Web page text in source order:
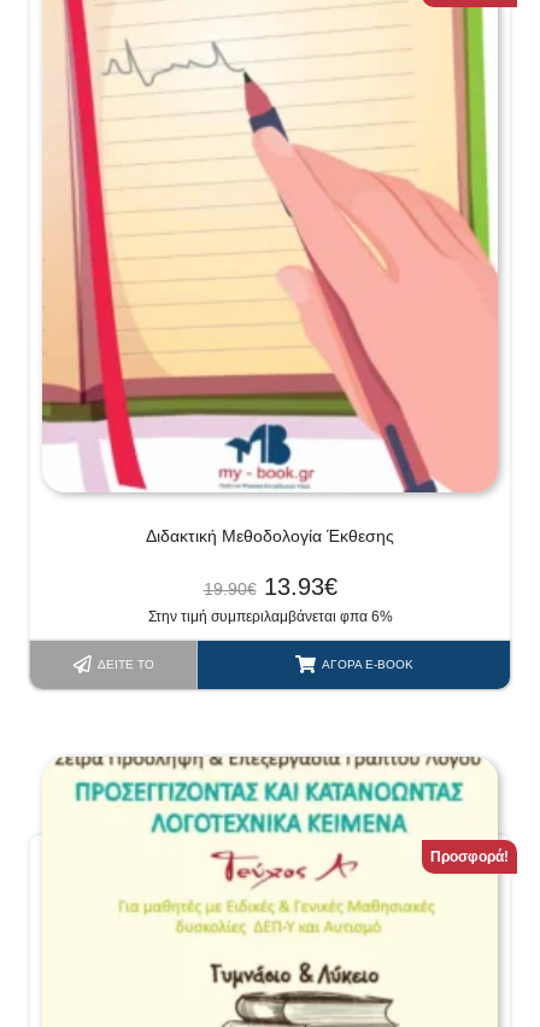
Διδακτική Μεθοδολογία Έκθεσης
19.90€ 13.93€
Στην τιμή συμπεριλαμβάνεται φπα 6%
ΔΕΊΤΕ ΤΟ ΑΓΟΡΆ E-BOOK
Προσφορά!